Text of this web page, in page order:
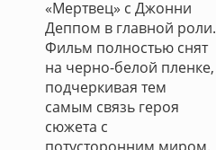
«Мертвец» с Джонни
Деппом в главной роли.
Фильм полностью снят
на черно-белой пленке,
подчеркивая тем
самым связь героя
сюжета с